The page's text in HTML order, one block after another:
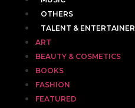
OTHERS
TALENT & ENTERTAINER
ART
BEAUTY & COSMETICS
BOOKS
FASHION
FEATURED